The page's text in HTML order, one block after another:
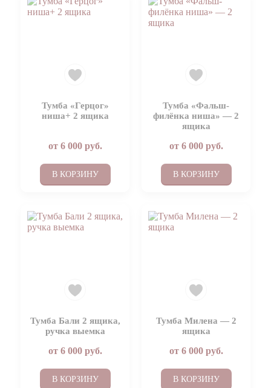
Тумба «Герцог»
ниша+ 2 ящика
от 6 000руб.
В КОРЗИНУ
Тумба «Фальш-
филёнка ниша» — 2
ящика
от 6 000руб.
В КОРЗИНУ
Тумба Бали 2 ящика,
ручка выемка
от 6 000руб.
В КОРЗИНУ
Тумба Милена — 2
ящика
от 6 000руб.
В КОРЗИНУ